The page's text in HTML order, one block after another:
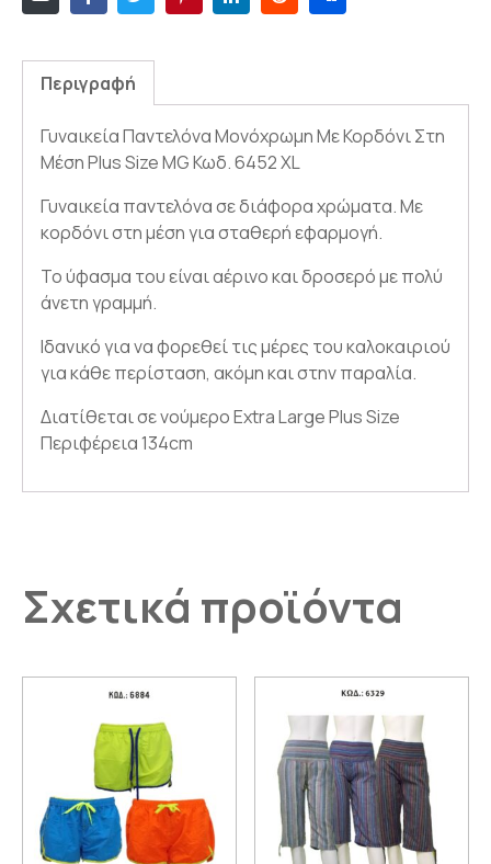
Περιγραφή
Γυναικεία Παντελόνα Μονόχρωμη Με Κορδόνι Στη
Μέση Plus Size MG Κωδ. 6452 XL
Γυναικεία παντελόνα σε διάφορα χρώματα. Με
κορδόνι στη μέση για σταθερή εφαρμογή.
Το ύφασμα του είναι αέρινο και δροσερό με πολύ
άνετη γραμμή.
Ιδανικό για να φορεθεί τις μέρες του καλοκαιριού
για κάθε περίσταση, ακόμη και στην παραλία.
Διατίθεται σε νούμερο Extra Large Plus Size
Περιφέρεια 134cm
Σχετικά προϊόντα